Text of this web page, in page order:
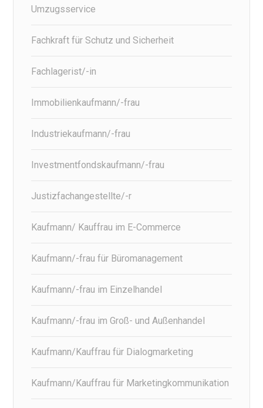
Umzugsservice
Fachkraft für Schutz und Sicherheit
Fachlagerist/-in
Immobilienkaufmann/-frau
Industriekaufmann/-frau
Investmentfondskaufmann/-frau
Justizfachangestellte/-r
Kaufmann/ Kauffrau im E-Commerce
Kaufmann/-frau für Büromanagement
Kaufmann/-frau im Einzelhandel
Kaufmann/-frau im Groß- und Außenhandel
Kaufmann/Kauffrau für Dialogmarketing
Kaufmann/Kauffrau für Marketingkommunikation